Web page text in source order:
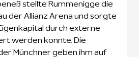
stellte Rummenigge die
der Allianz Arena und sorgte
durch externe
werden konnte. Die
Münchner geben ihm auf